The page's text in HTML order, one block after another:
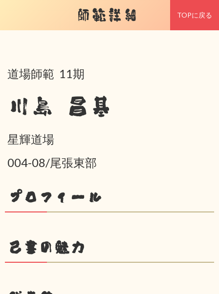
師範詳細 TOPに戻る
道場師範 11期
川島 昌基
星輝道場
004-08/尾張東部
プロフィール
己書の魅力